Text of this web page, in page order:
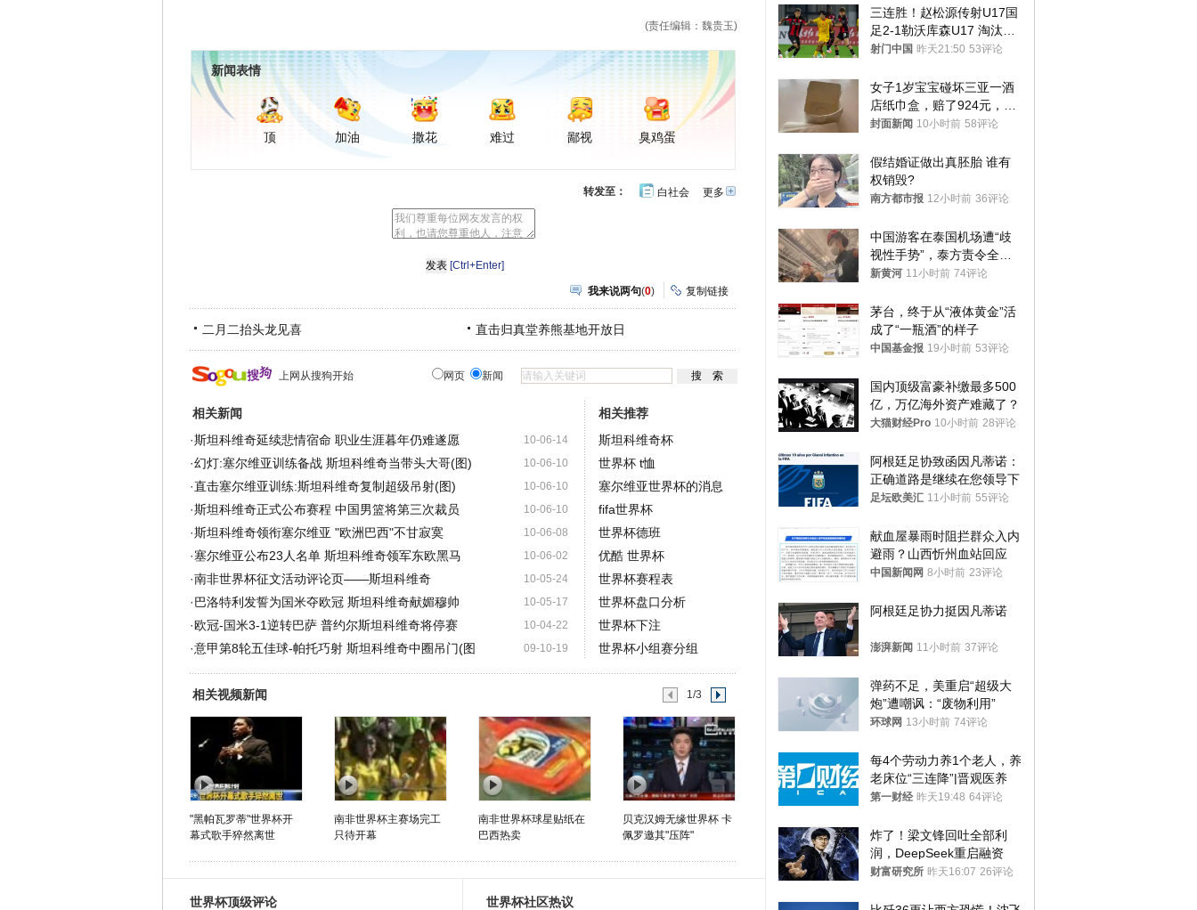
(责任编辑：魏贵玉)
新闻表情
顶 加油 撒花 难过 鄙视 臭鸡蛋
更多开
转发至： 白社会
[Ctrl+Enter]
我来说两句(0) 复制链接
二月二抬头龙见喜 直击归真堂养熊基地开放日
上网从搜狗开始 网页 新闻
相关新闻
10-06-14
·斯坦科维奇延续悲情宿命 职业生涯暮年仍难遂愿
10-06-10
·幻灯:塞尔维亚训练备战 斯坦科维奇当带头大哥(图)
10-06-10
·直击塞尔维亚训练:斯坦科维奇复制超级吊射(图)
10-06-10
·斯坦科维奇正式公布赛程 中国男篮将第三次裁员
10-06-08
·斯坦科维奇领衔塞尔维亚 "欧洲巴西"不甘寂寞
10-06-02
·塞尔维亚公布23人名单 斯坦科维奇领军东欧黑马
10-05-24
·南非世界杯征文活动评论页——斯坦科维奇
10-05-17
·巴洛特利发誓为国米夺欧冠 斯坦科维奇献媚穆帅
10-04-22
·欧冠-国米3-1逆转巴萨 普约尔斯坦科维奇将停赛
09-10-19
·意甲第8轮五佳球-帕托巧射 斯坦科维奇中圈吊门(图
相关推荐
斯坦科维奇杯
世界杯 t恤
塞尔维亚世界杯的消息
fifa世界杯
世界杯德班
优酷 世界杯
世界杯赛程表
世界杯盘口分析
世界杯下注
世界杯小组赛分组
相关视频新闻 1/3
"黑帕瓦罗蒂"世界杯开
幕式歌手猝然离世
南非世界杯主赛场完工
只待开幕
南非世界杯球星贴纸在
巴西热卖
贝克汉姆无缘世界杯 卡
佩罗邀其"压阵"
世界杯顶级评论 世界杯社区热议
三连胜！赵松源传射U17国
足2-1勒沃库森U17 淘汰赛
将战河床
射门中国 昨天21:50 53评论
女子1岁宝宝碰坏三亚一酒
店纸巾盒，赔了924元，发
帖吐槽后酒店退还一半的
封面新闻 10小时前 58评论
假结婚证做出真胚胎 谁有
权销毁?
南方都市报 12小时前 36评论
中国游客在泰国机场遭“歧
视性手势”，泰方责令全面
调查，对责任人采取最严厉
新黄河 11小时前 74评论
茅台，终于从“液体黄金”活
成了“一瓶酒”的样子
中国基金报 19小时前 53评论
国内顶级富豪补缴最多500
亿，万亿海外资产难藏了？
大猫财经Pro 10小时前 28评论
阿根廷足协致函因凡蒂诺：
正确道路是继续在您领导下
足坛欧美汇 11小时前 55评论
献血屋暴雨时阻拦群众入内
避雨？山西忻州血站回应
中国新闻网 8小时前 23评论
阿根廷足协力挺因凡蒂诺
澎湃新闻 11小时前 37评论
弹药不足，美重启“超级大
炮”遭嘲讽：“废物利用”
环球网 13小时前 74评论
每4个劳动力养1个老人，养
老床位“三连降”|晋观医养
第一财经 昨天19:48 64评论
炸了！梁文锋回吐全部利
润，DeepSeek重启融资
财富研究所 昨天16:07 26评论